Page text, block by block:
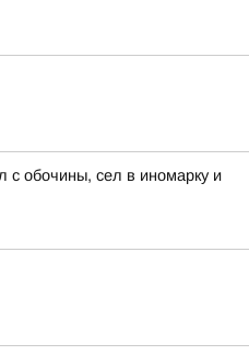
с обочины, сел в иномарку и